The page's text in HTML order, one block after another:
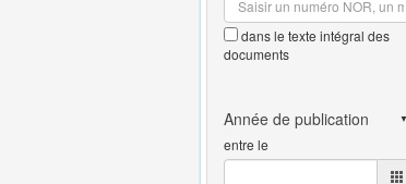
dans le texte intégral des
documents
entre le